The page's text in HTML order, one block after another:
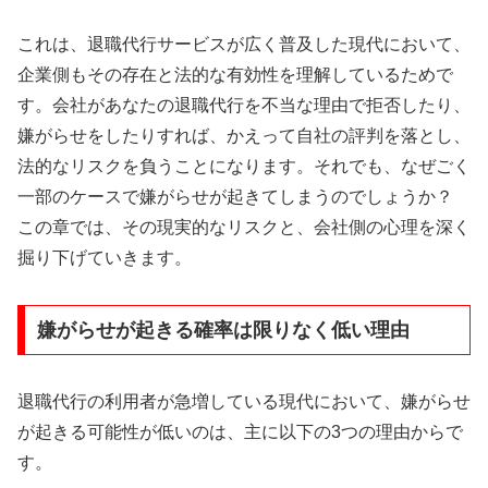
これは、退職代行サービスが広く普及した現代において、
企業側もその存在と法的な有効性を理解しているためで
す。会社があなたの退職代行を不当な理由で拒否したり、
嫌がらせをしたりすれば、かえって自社の評判を落とし、
法的なリスクを負うことになります。それでも、なぜごく
一部のケースで嫌がらせが起きてしまうのでしょうか？
この章では、その現実的なリスクと、会社側の心理を深く
掘り下げていきます。
嫌がらせが起きる確率は限りなく低い理由
退職代行の利用者が急増している現代において、嫌がらせ
が起きる可能性が低いのは、主に以下の3つの理由からで
す。